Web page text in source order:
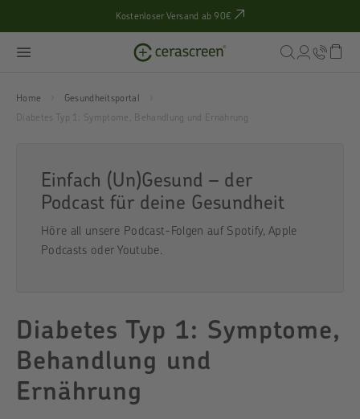
Kostenloser Versand ab 90€
Home
Gesundheitsportal
Diabetes Typ 1: Symptome, Behandlung und Ernährung
Einfach (Un)Gesund – der
Podcast für deine Gesundheit
Höre all unsere Podcast-Folgen auf Spotify,Apple
Podcasts oderYoutube.
Diabetes Typ 1: Symptome,
Behandlung und
Ernährung